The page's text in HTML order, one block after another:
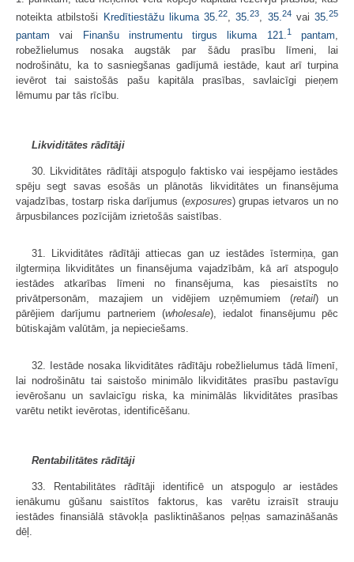
noteikta atbilstoši
Kredītiestāžu likuma 35. 22 ,35.23 35. 24vai 35. 25
pantam vai Finanšu instrumentu tirgus likuma 121.1pantam,
robežlielumus nosaka augstāk par šādu prasību līmeni, lai
nodrošinātu, ka to sasniegšanas gadījumā iestāde, kaut arī turpina
ievērot tai saistošās pašu kapitāla prasības, savlaicīgi pieņem
lēmumu par tās rīcību.
Likviditātes rādītāji
30. Likviditātes rādītāji atspoguļo faktisko vai iespējamo iestādes
spēju segt savas esošās un plānotās likviditātes un finansējuma
vajadzības, tostarp riska darījumus (exposures) grupas ietvaros un no
ārpusbilances pozīcijām izrietošās saistības.
31. Likviditātes rādītāji attiecas gan uz iestādes īstermiņa, gan
ilgtermiņa likviditātes un finansējuma vajadzībām, kā arī atspoguļo
iestādes atkarības līmeni no finansējuma, kas piesaistīts no
privātpersonām, mazajiem un vidējiem uzņēmumiem (retail) un
pārējiem darījumu partneriem (wholesale), iedalot finansējumu pēc
būtiskajām valūtām, ja nepieciešams.
32. Iestāde nosaka likviditātes rādītāju robežlielumus tādā līmenī,
lai nodrošinātu tai saistošo minimālo likviditātes prasību pastavīgu
ievērošanu un savlaicīgu riska, ka minimālās likviditātes prasības
varētu netikt ievērotas, identificēšanu.
Rentabilitātes rādītāji
33. Rentabilitātes rādītāji identificē un atspoguļo ar iestādes
ienākumu gūšanu saistītos faktorus, kas varētu izraisīt strauju
iestādes finansiālā stāvokļa pasliktināšanos peļņas samazināšanās
dēļ.